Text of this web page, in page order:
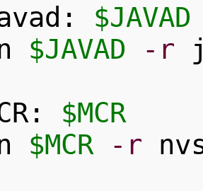
$JAVAD
$JAVAD -r
$MCR
$MCR -r